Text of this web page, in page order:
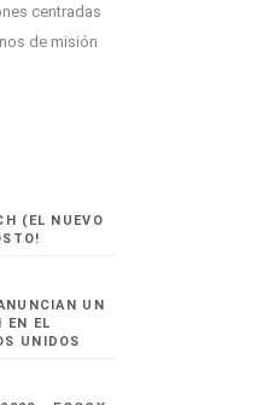
centradas
de misión
(EL NUEVO
UN
EN EL
UNIDOS